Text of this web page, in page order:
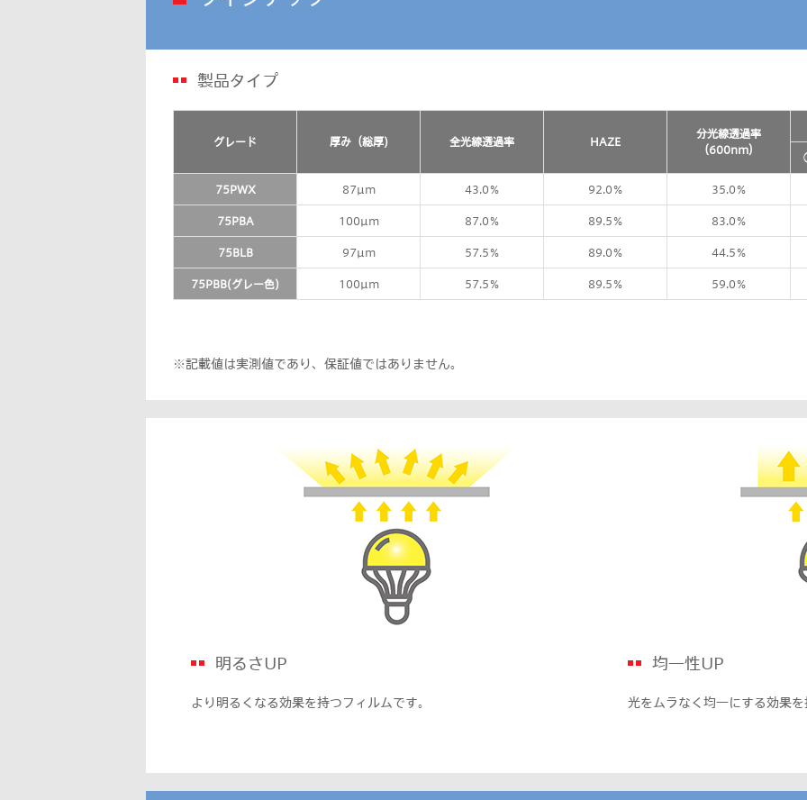
製品タイプ
グレード 厚み（総厚) 全光線透過率 HAZE
分光線透過率
（600nm）
75PWX 87µm 43.0％ 92.0％ 35.0％
75PBA 100µm 87.0％ 89.5％ 83.0％
75BLB 97µm 57.5％ 89.0％ 44.5％
75PBB(グレー色) 100µm 57.5％ 89.5％ 59.0％
※記載値は実測値であり、保証値ではありません。
明るさUP
より明るくなる効果を持つフィルムです。
均一性UP
光をムラなく均一にする効果